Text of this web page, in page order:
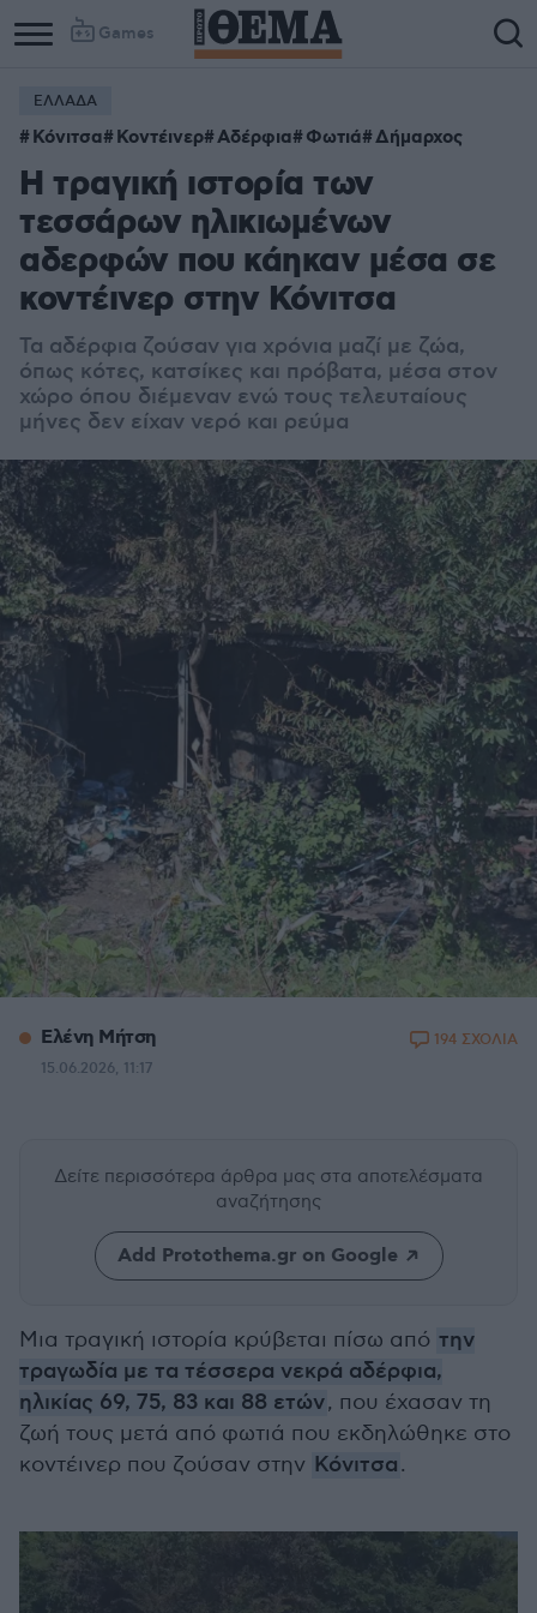
Games
ΕΛΛΑΔΑ
Κόνιτσα Κοντέινερ Αδέρφια Φωτιά Δήμαρχος
Η τραγική ιστορία των
τεσσάρων ηλικιωμένων
αδερφών που κάηκαν μέσα σε
κοντέινερ στην Κόνιτσα
Τα αδέρφια ζούσαν για χρόνια μαζί με ζώα,
όπως κότες, κατσίκες και πρόβατα, μέσα στον
χώρο όπου διέμεναν ενώ τους τελευταίους
μήνες δεν είχαν νερό και ρεύμα
Ελένη Μήτση
15.06.2026, 11:17
194 ΣΧΟΛΙΑ
Δείτε περισσότερα άρθρα μας στα αποτελέσματα
αναζήτησης
Add Protothema.gr on Google
Μια τραγική ιστορία κρύβεται πίσω από την
τραγωδία με τα τέσσερα νεκρά αδέρφια,
ηλικίας 69, 75, 83 και 88 ετών, που έχασαν τη
ζωή τους μετά από φωτιά που εκδηλώθηκε στο
κοντέινερ που ζούσαν στην Κόνιτσα.